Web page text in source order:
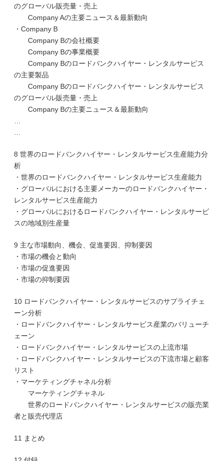
のグローバル販売量・売上
Company Aの主要ニュース＆最新動向
・Company B
Company Bの会社概要
Company Bの事業概要
Company Bのロードバンクハイヤー・レンタルサービス
の主要製品
Company Bのロードバンクハイヤー・レンタルサービス
のグローバル販売量・売上
Company Bの主要ニュース＆最新動向
8 世界のロードバンクハイヤー・レンタルサービス生産能力分
析
・世界のロードバンクハイヤー・レンタルサービス生産能力
・グローバルにおける主要メーカーのロードバンクハイヤー・
レンタルサービス生産能力
・グローバルにおけるロードバンクハイヤー・レンタルサービ
スの地域別生産量
9 主な市場動向、機会、促進要因、抑制要因
・市場の機会と動向
・市場の促進要因
・市場の抑制要因
10 ロードバンクハイヤー・レンタルサービスのサプライチェ
ーン分析
・ロードバンクハイヤー・レンタルサービス産業のバリューチ
ェーン
・ロードバンクハイヤー・レンタルサービスの上流市場
・ロードバンクハイヤー・レンタルサービスの下流市場と顧客
リスト
・マーケティングチャネル分析
マーケティングチャネル
世界のロードバンクハイヤー・レンタルサービスの販売業
者と販売代理店
11 まとめ